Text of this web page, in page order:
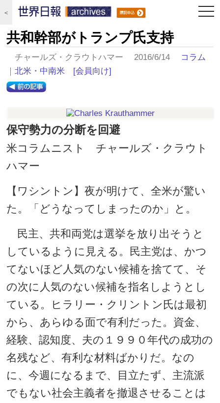
＜
共和幹部がトランプ氏支持
チャールズ・クラウトハマー 2016/6/14 コラム
｜北米・中南米 [会員向け]
保守勢力の分断を回避
米コラムニスト チャールズ・クラウト
ハマー
【ワシントン】夜が明けて、全米が驚い
た。「どうなってしまったのか」と。
民主、共和両党は選挙を放り出そうと
しているように見える。民主党は、かつ
てないほど人気のない候補を捨てて、そ
の次に人気のない候補を指名しようとし
ている。ヒラリー・クリントン氏は最初
から、あらゆる面で有利だった。資金、
経験、認知度、夫の１９９０年代の成功の
名残など、有利な材料ばかりだ。なの
に、今週になるまで、目立たず、主流派
でもない社会主義者を撤退させることは